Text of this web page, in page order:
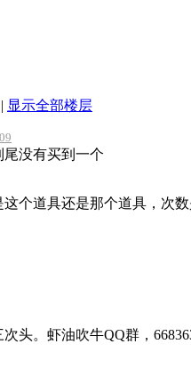
| 显示全部楼层
没有买到一个
个道具还是那个道具，次
头。虾油吹牛QQ群，